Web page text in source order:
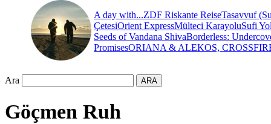
A day with...ZDF Riskante ReiseTasavvuf
ÇetesiOrient ExpressMülteci KarayoluSufi
Seeds of Vandana ShivaBorderless:
PromisesORIANA & ALEKOS,
Ara
Göçmen Ruh